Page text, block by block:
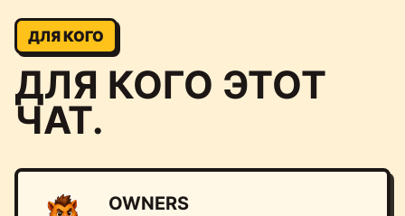
ДЛЯ КОГО
ДЛЯ КОГО ЭТОТ
ЧАТ.
OWNERS